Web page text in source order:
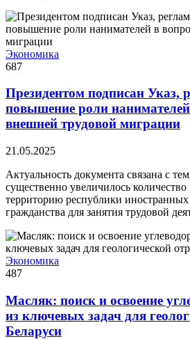
Экономика
687
Президентом подписан Указ,
повышение роли
внешней трудовой миграции
21.05.2025
Актуальность документа связана с
существенно увеличилось
территорию республики
гражданства для занятия трудовой
Экономика
487
Масляк: поиск и освоение
из ключевых задач для
Беларуси